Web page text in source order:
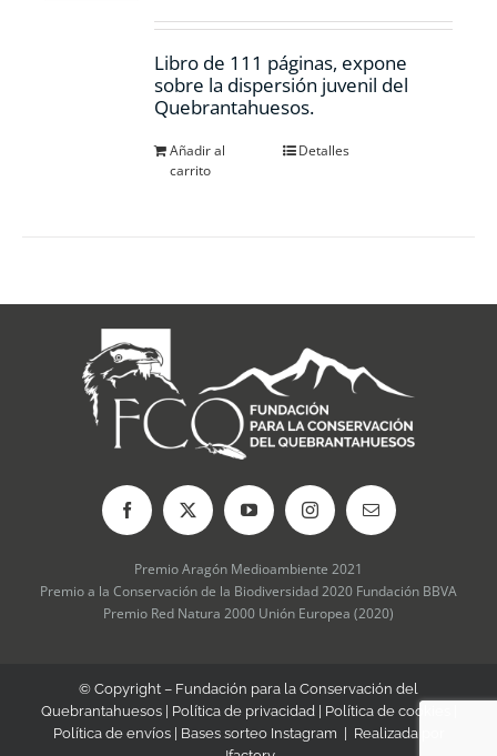
Libro de 111 páginas, expone
sobre la dispersión juvenil del
Quebrantahuesos.
Añadir al
carrito
Detalles
Premio Aragón Medioambiente 2021
Premio a la Conservación de la Biodiversidad 2020 Fundación BBVA
Premio Red Natura 2000 Unión Europea (2020)
© Copyright – Fundación para la Conservación del
Quebrantahuesos | Política de privacidad | Política de cookies
Política de envíos| Bases sorteo Instagram | Realizada por